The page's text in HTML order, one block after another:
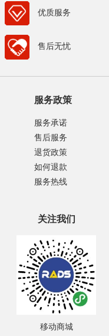
优质服务
售后无忧
服务政策
服务承诺
售后服务
退货政策
如何退款
服务热线
关注我们
移动商城